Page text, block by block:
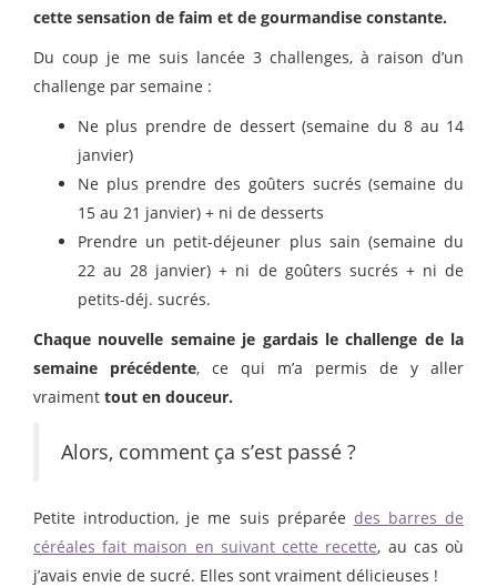
cette sensation de faim et de gourmandise constante.
Du coup je me suis lancée 3 challenges, à raison d’un
challenge par semaine :
Ne plus prendre de dessert (semaine du 8 au 14
janvier)
Ne plus prendre des goûters sucrés (semaine du
15 au 21 janvier) + ni de desserts
Prendre un petit-déjeuner plus sain (semaine du
22 au 28 janvier) + ni de goûters sucrés + ni de
petits-déj. sucrés.
Chaque nouvelle semaine je gardais le challenge de la
semaine précédente, ce qui m’a permis de y aller
vraiment tout en douceur.
Alors, comment ça s’est passé ?
Petite introduction, je me suis préparée des barres de
céréales fait maison en suivant cette recette, au cas où
j’avais envie de sucré. Elles sont vraiment délicieuses !